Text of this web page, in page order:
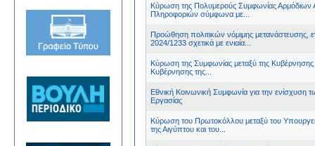
Κύρωση της Πολυμερούς Συμφωνίας Αρμόδιων
Πληροφοριών σύμφωνα με...
Προώθηση πολιτικών νόμιμης
2024/1233 σχετικά με ενιαία...
Κύρωση της Συμφωνίας μεταξύ της Κυβέρνησης
Κυβέρνησης της...
Εθνική Κοινωνική Συμφωνία για την
Εργασίας
Κύρωση του Πρωτοκόλλου μεταξύ του
της Αιγύπτου και του...